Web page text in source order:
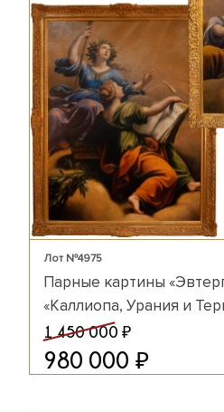
Лот №4975
Парные картины
«Каллиопа, Урания и
1 450 000 ₽
980 000 ₽